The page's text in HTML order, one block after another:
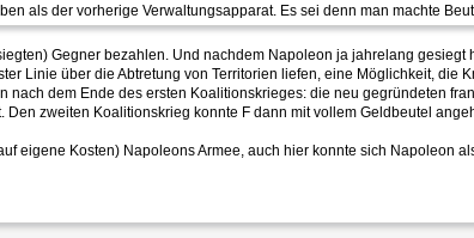
als der vorherige Verwaltungsapparat. Es sei denn man machte
Gegner bezahlen. Und nachdem Napoleon ja jahrelang
Linie über die Abtretung von Territorien liefen, eine Möglichkeit, die
nach dem Ende des ersten Koalitionskrieges: die neu gegründeten
zweiten Koalitionskrieg konnte F dann mit vollem Geldbeutel
eigene Kosten) Napoleons Armee, auch hier konnte sich Napoleon